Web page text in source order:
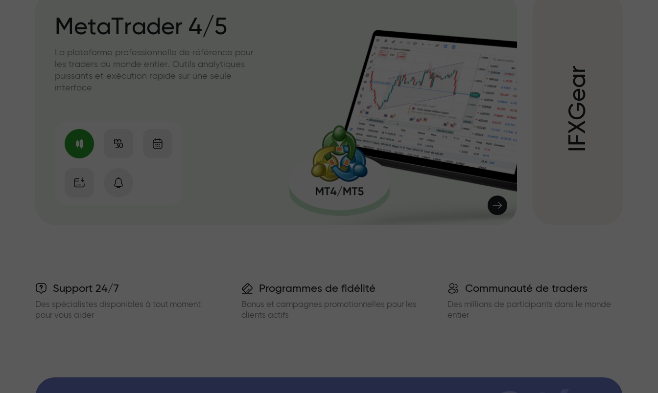
MetaTrader 4/5
La plateforme professionnelle de référence pour
les traders du monde entier. Outils analytiques
puissants et exécution rapide sur une seule
interface
I
F
X
G
e
a
r
Support 24/7
Des spécialistes disponibles à tout moment
pour vous aider
Programmes de fidélité
Bonus et campagnes promotionnelles pour les
clients actifs
Communauté de traders
Des millions de participants dans le monde
entier